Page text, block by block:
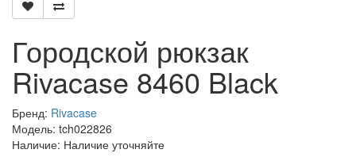
Городской рюкзак
Rivacase 8460 Black
Бренд: Rivacase
Модель: tch022826
Наличие: Наличие уточняйте